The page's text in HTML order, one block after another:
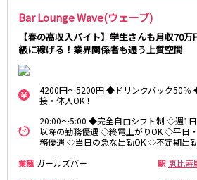
Bar Lounge Wave(ウェーブ)
【春の高収入バイト】学生さんも月収70
級に稼げる！業界関係者も通う上質空間
4200円～5200円 ◆ドリンクバック50
接・体入OK！
20:00～5:00 ◆完全自由シフト制 ◇週1
以降の勤務優遇 ◇終電上がりOK ◇平日
務優遇 ◇当日の急な出勤OK ◇不定期出
業種 ガールズバー 駅 恵比寿
相模大野駅
下北沢駅
祖師ヶ谷大蔵駅
向ヶ丘遊園駅
小田原駅
豪徳寺駅
JR東海道本線